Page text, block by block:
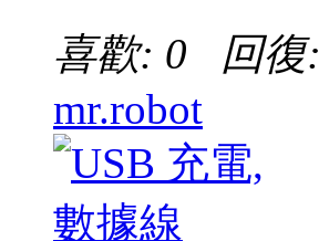
喜歡: 0 回復:
mr.robot